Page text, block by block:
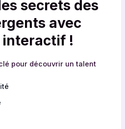
secrets des
avec
!
pour découvrir un talent